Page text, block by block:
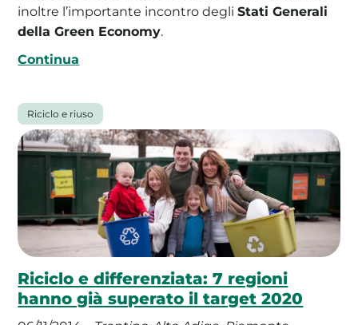
inoltre l’importante incontro degliStati Generali
della Green Economy.
Continua
Riciclo e riuso
Riciclo e differenziata: 7 regioni
hanno già superato il target 2020